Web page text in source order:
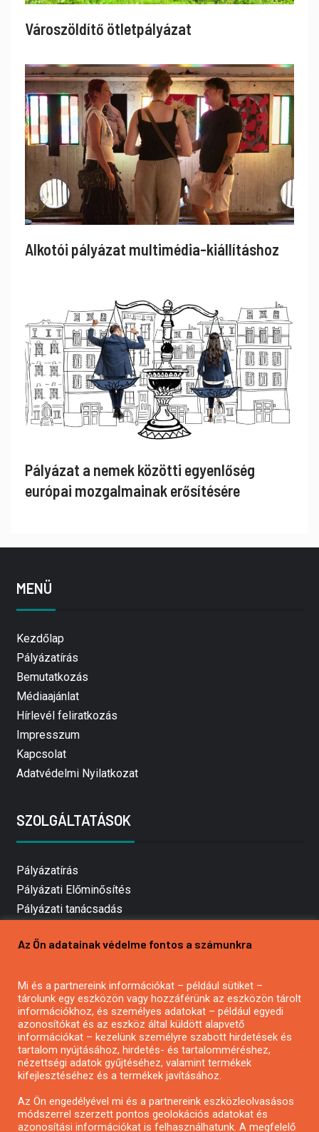
Városzöldítő ötletpályázat
Alkotói pályázat multimédia-kiállításhoz
Pályázat a nemek közötti egyenlőség
európai mozgalmainak erősítésére
MENÜ
Kezdőlap
Pályázatírás
Bemutatkozás
Médiaajánlat
Hírlevél feliratkozás
Impresszum
Kapcsolat
Adatvédelmi Nyilatkozat
SZOLGÁLTATÁSOK
Pályázatírás
Pályázati Előminősítés
Pályázati tanácsadás
Mezőgazdasági pályázatírás
Pályázatírás civil szervezeteknek
Pályázatírás önkormányzatoknak
Pályázatfigyelés
Specifikus pályázatfigyelés vagy hírlevél
Az Ön adatainak védelme fontos a számunkra
Mi és a partnereink információkat – például sütiket –
tárolunk egy eszközön vagy hozzáférünk az eszközön tárolt
információkhoz, és személyes adatokat – például egyedi
azonosítókat és az eszköz által küldött alapvető
információkat – kezelünk személyre szabott hirdetések és
tartalom nyújtásához, hirdetés- és tartalomméréshez,
nézettségi adatok gyűjtéséhez, valamint termékek
kifejlesztéséhez és a termékek javításához.
Az Ön engedélyével mi és a partnereink eszközleolvasásos
módszerrel szerzett pontos geolokációs adatokat és
azonosítási információkat is felhasználhatunk. A megfelelő